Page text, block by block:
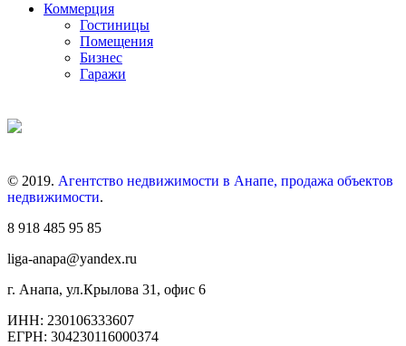
Коммерция
Гостиницы
Помещения
Бизнес
Гаражи
© 2019. Агентство недвижимости в Анапе, продажа объектов
недвижимости.
8 918 485 95 85
liga-anapa@yandex.ru
г. Анапа, ул.Крылова 31, офис 6
ИНН: 230106333607
ЕГРН: 304230116000374